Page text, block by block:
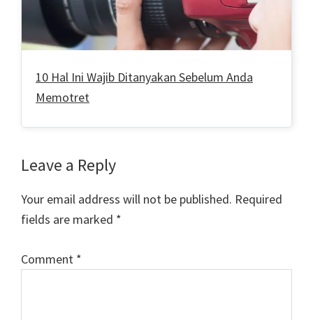
10 Hal Ini Wajib Ditanyakan Sebelum Anda
Memotret
Reader
Interactions
Leave a Reply
Your email address will not be published. Required
fields are marked *
Comment *